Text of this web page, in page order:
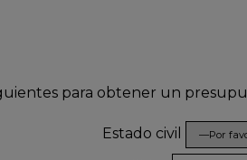
para obtener un
Estado civil